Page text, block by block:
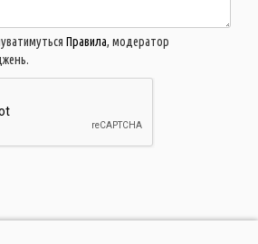
Правила, модератор